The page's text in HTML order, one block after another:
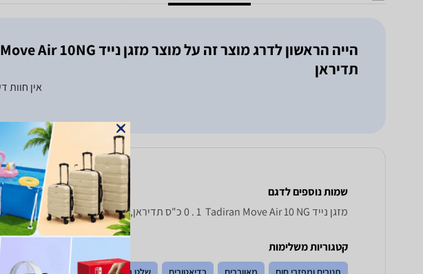
תדיראן
אין חוות
שמות נוספים לדגם
‏מזגן נייד Tadiran Move Air 10 NG ‏ 1 . 0 ‏כ"ס תדיראן, Move Air 10NG תדיראן , תדיראן Move Air 10NG
קטגוריות משלימות